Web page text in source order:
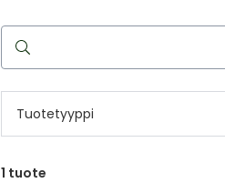
Hae
reseptilääkettä
Tuotetyyppi
1 tuote